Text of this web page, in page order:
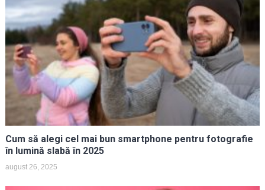
Cum să alegi cel mai bun smartphone pentru fotografie
în lumină slabă în 2025
august 26, 2025